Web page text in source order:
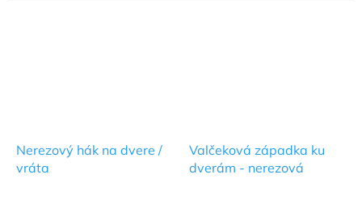
Nerezový hák na dvere /
vráta
Valčeková západka ku
dverám - nerezová